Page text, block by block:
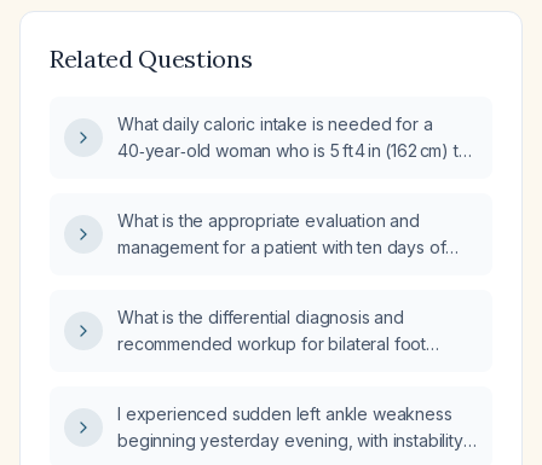
Related Questions
What daily caloric intake is needed for a
40‑year‑old woman who is 5 ft 4 in (162 cm) tall
What is the appropriate evaluation and
management for a patient with ten days of
What is the differential diagnosis and
recommended workup for bilateral foot
I experienced sudden left ankle weakness
beginning yesterday evening, with instability